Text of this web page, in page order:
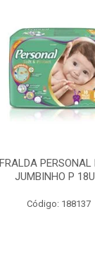
FRALDA PERSONAL
JUMBINHO P
Código: 188137